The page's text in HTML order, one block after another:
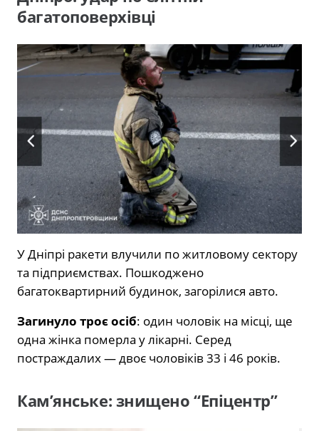
багатоповерхівці
У Дніпрі ракети влучили по житловому сектору
та підприємствах. Пошкоджено
багатоквартирний будинок, загорілися авто.
Загинуло троє осіб: один чоловік на місці, ще
одна жінка померла у лікарні. Серед
постраждалих — двоє чоловіків 33 і 46 років.
Кам’янське: знищено “Епіцентр”